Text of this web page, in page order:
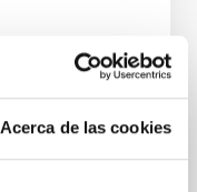
Acerca de las cookies